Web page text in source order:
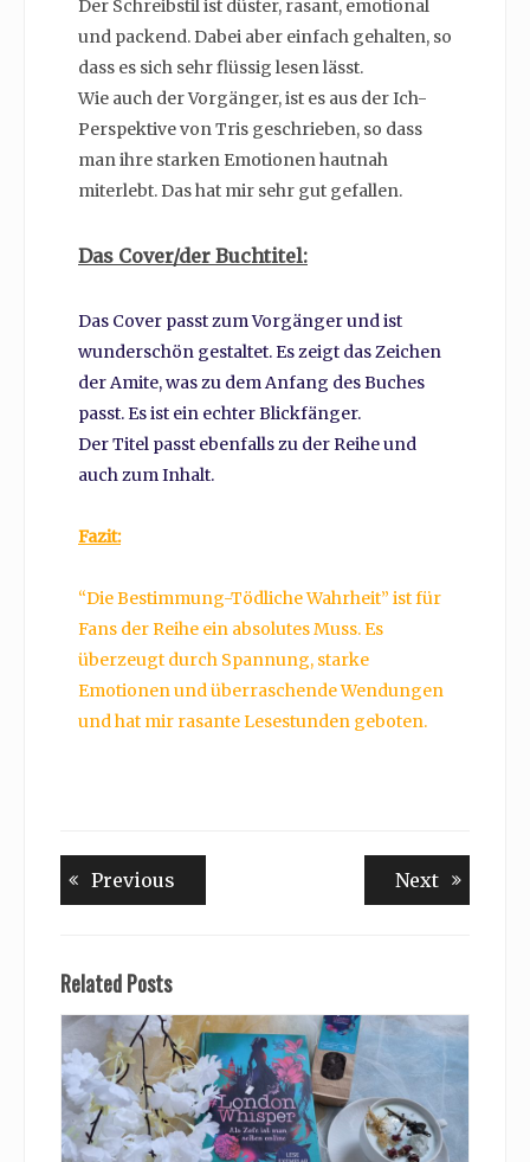
Der Schreibstil ist düster, rasant, emotional
und packend. Dabei aber einfach gehalten, so
dass es sich sehr flüssig lesen lässt.
Wie auch der Vorgänger, ist es aus der Ich-
Perspektive von Tris geschrieben, so dass
man ihre starken Emotionen hautnah
miterlebt. Das hat mir sehr gut gefallen.
Das Cover/der Buchtitel:
Das Cover passt zum Vorgänger und ist
wunderschön gestaltet. Es zeigt das Zeichen
der Amite, was zu dem Anfang des Buches
passt. Es ist ein echter Blickfänger.
Der Titel passt ebenfalls zu der Reihe und
auch zum Inhalt.
Fazit:
“Die Bestimmung-Tödliche Wahrheit” ist für
Fans der Reihe ein absolutes Muss. Es
überzeugt durch Spannung, starke
Emotionen und überraschende Wendungen
und hat mir rasante Lesestunden geboten.
Beitragsnavigation
Previous NextNext
Related Posts